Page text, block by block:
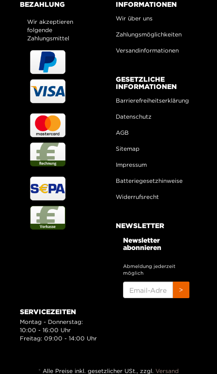
BEZAHLUNG
Wir akzeptieren
folgende
Zahlungsmittel
INFORMATIONEN
Wir über uns
Zahlungsmöglichkeiten
Versandinformationen
GESETZLICHE
INFORMATIONEN
Barrierefreiheitserklärung
Datenschutz
AGB
Sitemap
Impressum
Batteriegesetzhinweise
Widerrufsrecht
NEWSLETTER
Newsletter
abonnieren
Abmeldung jederzeit
möglich
ADRESSE
>
SERVICEZEITEN
Montag - Donnerstag:
10:00 - 16:00 Uhr
Freitag: 09:00 - 14:00 Uhr
* Alle Preise inkl. gesetzlicher USt., zzgl. Versand